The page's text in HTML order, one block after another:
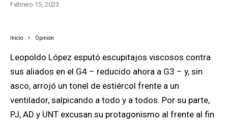
febrero 15, 2023
Inicio Opinión
Leopoldo López esputó escupitajos viscosos contra
sus aliados en el G4 – reducido ahora a G3 – y, sin
asco, arrojó un tonel de estiércol frente a un
ventilador, salpicando a todo y a todos. Por su parte,
PJ, AD y UNT excusan su protagonismo al frente al fin